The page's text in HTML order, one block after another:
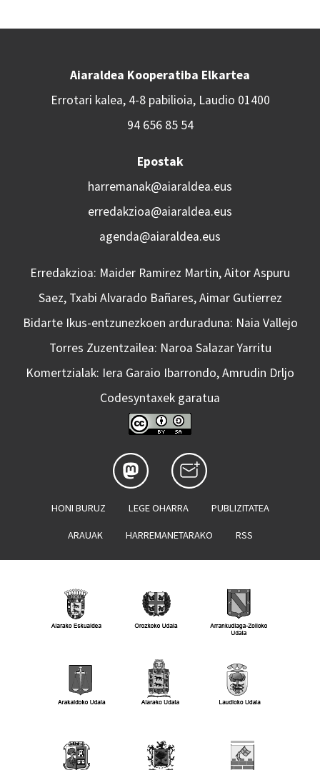
Aiaraldea Kooperatiba Elkartea
Errotari kalea, 4-8 pabilioia, Laudio 01400
94 656 85 54
Epostak
harremanak@aiaraldea.eus
erredakzioa@aiaraldea.eus
agenda@aiaraldea.eus
Erredakzioa: Maider Ramirez Martin, Aitor Aspuru
Saez, Txabi Alvarado Bañares, Aimar Gutierrez
Bidarte Ikus-entzunezkoen arduraduna: Naia Vallejo
Torres Zuzentzailea: Naroa Salazar Yarritu
Komertzialak: Iera Garaio Ibarrondo, Amrudin Drljo
Codesyntaxek garatua
HONI BURUZ LEGE OHARRA PUBLIZITATEA
ARAUAK HARREMANETARAKO RSS